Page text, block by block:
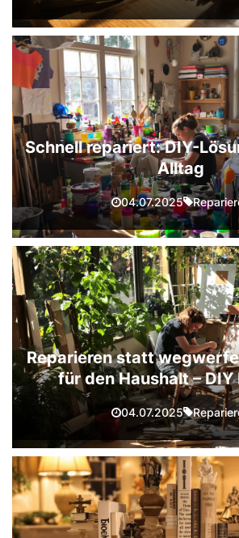
Schnell repariert: DIY-
Alltag
04.07.2025
Reparieren statt
für den Haushalt – DIY
04.07.2025